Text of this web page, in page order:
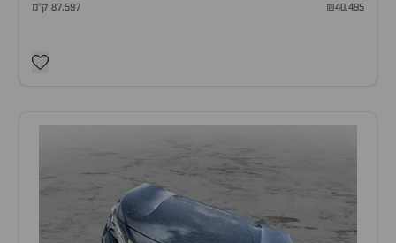
₪40,495 87,597 ק"מ